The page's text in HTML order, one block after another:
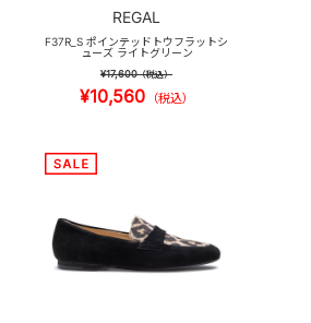
REGAL
F37R_S ポインテッドトウフラットシ
ューズ ライトグリーン
¥17,600（税込）
¥10,560 （税込）